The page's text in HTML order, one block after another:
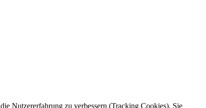
Nutzererfahrung zu verbessern (Tracking Cookies). Sie